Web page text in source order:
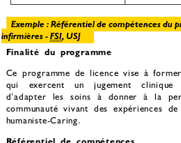
Exemple : Référentiel de compétences du
infirmières -FSI, USJ
Finalité du programme
Ce programme de licence vise à
qui exercent un jugement clinique
d’adapter les soins à donner à la
communauté vivant des expériences
humaniste-Caring.